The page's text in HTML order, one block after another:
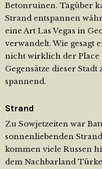
Betonruinen. Tagüber
Strand entspannen
eine Art Las Vegas in
verwandelt. Wie gesagt
nicht wirklich der Place
Gegensätze dieser
spannend.
Strand
Zu Sowjetzeiten war
sonnenliebenden
kommen viele Russen
dem Nachbarland